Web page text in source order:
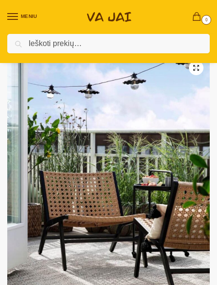
MENIU
0
Pradžia / Vidaus baldai /